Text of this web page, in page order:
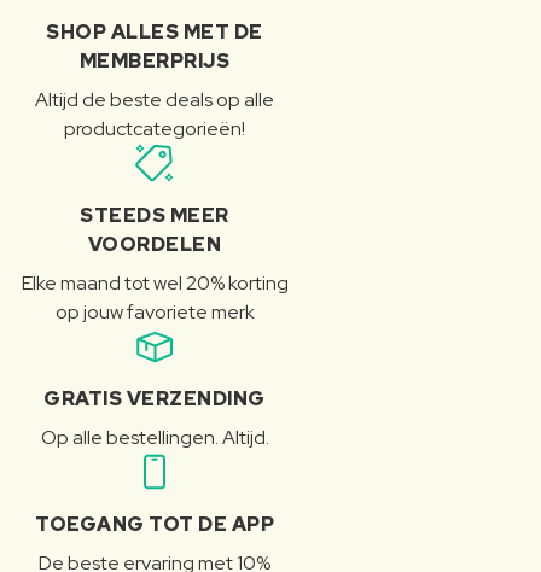
SHOP ALLES MET DE
MEMBERPRIJS
Altijd de beste deals op alle
productcategorieën!
STEEDS MEER
VOORDELEN
Elke maand tot wel 20% korting
op jouw favoriete merk
GRATIS VERZENDING
Op alle bestellingen. Altijd.
TOEGANG TOT DE APP
De beste ervaring met 10%